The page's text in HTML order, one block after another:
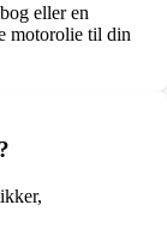
eller en
motorolie til din